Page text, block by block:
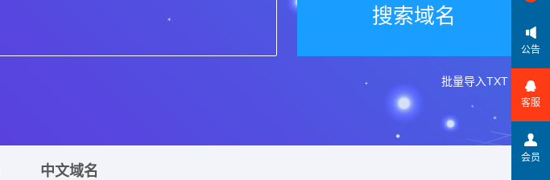
搜索域名
批量导入TXT
中文域名
公告
客服
会员